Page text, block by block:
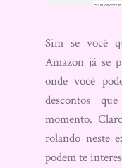
Sim se você
Amazon já se
onde você
descontos
momento.
rolando neste
podem te